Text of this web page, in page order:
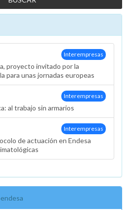
Interempresas
proyecto invitado por la
para unas jornadas europeas
Interempresas
al trabajo sin armarios
Interempresas
de actuación en Endesa